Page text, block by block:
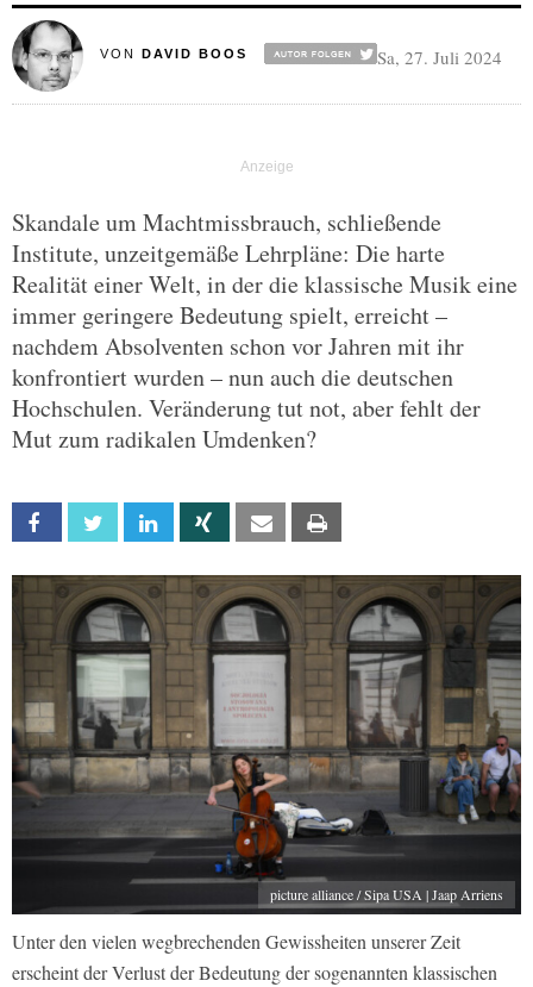
VON DAVID BOOS Sa, 27. Juli 2024
Skandale um Machtmissbrauch, schließende
Institute, unzeitgemäße Lehrpläne: Die harte
Realität einer Welt, in der die klassische Musik eine
immer geringere Bedeutung spielt, erreicht –
nachdem Absolventen schon vor Jahren mit ihr
konfrontiert wurden – nun auch die deutschen
Hochschulen. Veränderung tut not, aber fehlt der
Mut zum radikalen Umdenken?
Facebook Twitter Linkedin Xing Email
picture alliance / Sipa USA | Jaap Arriens
Unter den vielen wegbrechenden Gewissheiten unserer Zeit
erscheint der Verlust der Bedeutung der sogenannten klassischen